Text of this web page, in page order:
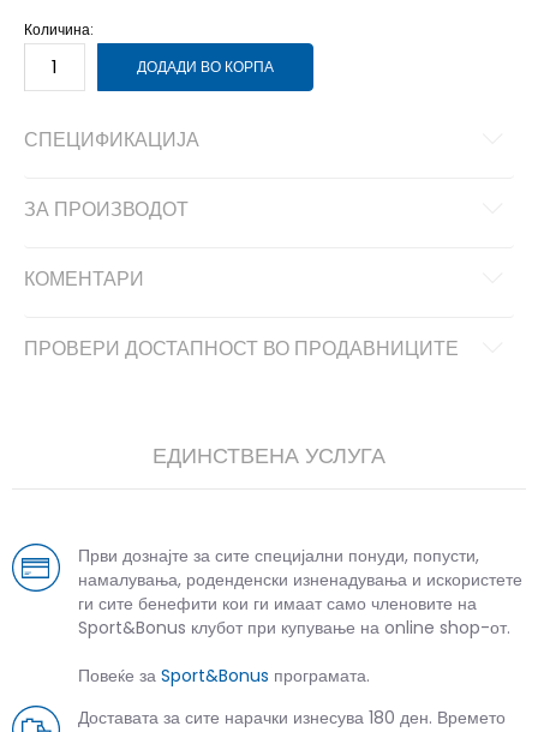
Количина:
ДОДАДИ ВО КОРПА
СПЕЦИФИКАЦИЈА
ЗА ПРОИЗВОДОТ
КОМЕНТАРИ
ПРОВЕРИ ДОСТАПНОСТ ВО ПРОДАВНИЦИТЕ
ЕДИНСТВЕНА УСЛУГА
Први дознајте за сите специјални понуди, попусти,
намалувања, роденденски изненадувања и искористете
ги сите бенефити кои ги имаат само членовите на
Sport&Bonus клубот при купување на online shop-от.
Повеќе за Sport&Bonus програмата.
Доставата за сите нарачки изнесува 180 ден. Времето